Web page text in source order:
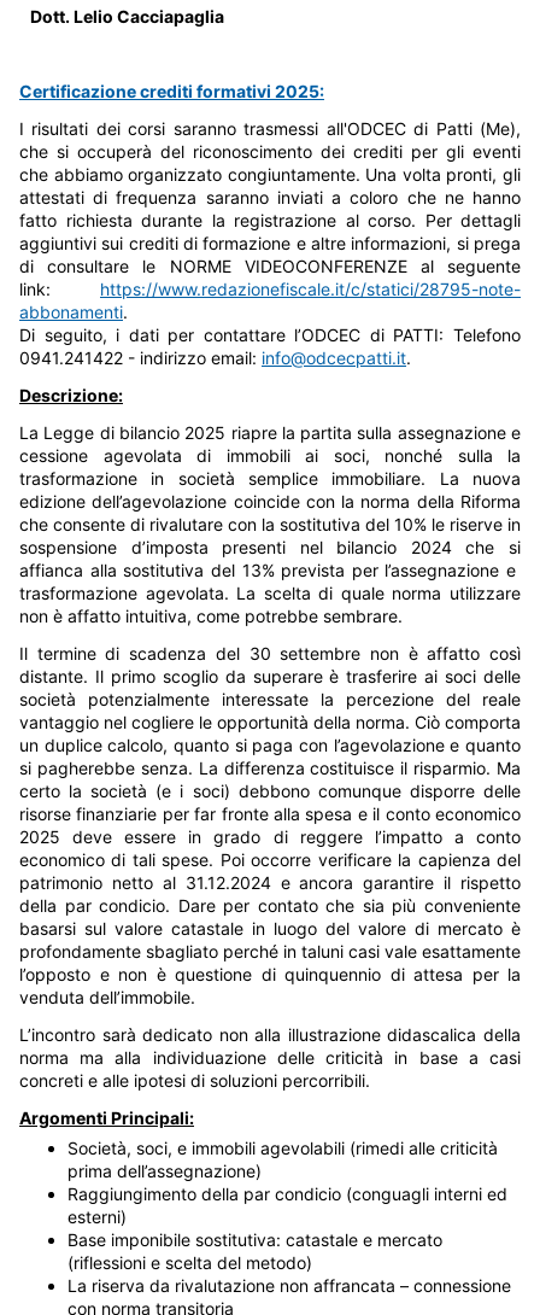
Dott. Lelio Cacciapaglia
Certificazione crediti formativi 2025:
I risultati dei corsi saranno trasmessi all'ODCEC di Patti (Me),
che si occuperà del riconoscimento dei crediti per gli eventi
che abbiamo organizzato congiuntamente. Una volta pronti, gli
attestati di frequenza saranno inviati a coloro che ne hanno
fatto richiesta durante la registrazione al corso. Per dettagli
aggiuntivi sui crediti di formazione e altre informazioni, si prega
di consultare le NORME VIDEOCONFERENZE al seguente
link: https://www.redazionefiscale.it/c/statici/28795-note-
abbonamenti.
Di seguito, i dati per contattare l’ODCEC di PATTI: Telefono
0941.241422 - indirizzo email: info@odcecpatti.it.
Descrizione:
La Legge di bilancio 2025 riapre la partita sulla assegnazione e
cessione agevolata di immobili ai soci, nonché sulla la
trasformazione in società semplice immobiliare. La nuova
edizione dell’agevolazione coincide con la norma della Riforma
che consente di rivalutare con la sostitutiva del 10% le riserve in
sospensione d’imposta presenti nel bilancio 2024 che si
affianca alla sostitutiva del 13% prevista per l’assegnazione e
trasformazione agevolata. La scelta di quale norma utilizzare
non è affatto intuitiva, come potrebbe sembrare.
Il termine di scadenza del 30 settembre non è affatto così
distante. Il primo scoglio da superare è trasferire ai soci delle
società potenzialmente interessate la percezione del reale
vantaggio nel cogliere le opportunità della norma. Ciò comporta
un duplice calcolo, quanto si paga con l’agevolazione e quanto
si pagherebbe senza. La differenza costituisce il risparmio. Ma
certo la società (e i soci) debbono comunque disporre delle
risorse finanziarie per far fronte alla spesa e il conto economico
2025 deve essere in grado di reggere l’impatto a conto
economico di tali spese. Poi occorre verificare la capienza del
patrimonio netto al 31.12.2024 e ancora garantire il rispetto
della par condicio. Dare per contato che sia più conveniente
basarsi sul valore catastale in luogo del valore di mercato è
profondamente sbagliato perché in taluni casi vale esattamente
l’opposto e non è questione di quinquennio di attesa per la
venduta dell’immobile.
L’incontro sarà dedicato non alla illustrazione didascalica della
norma ma alla individuazione delle criticità in base a casi
concreti e alle ipotesi di soluzioni percorribili.
Argomenti Principali:
Società, soci, e immobili agevolabili (rimedi alle criticità
prima dell’assegnazione)
Raggiungimento della par condicio (conguagli interni ed
esterni)
Base imponibile sostitutiva: catastale e mercato
(riflessioni e scelta del metodo)
La riserva da rivalutazione non affrancata – connessione
con norma transitoria